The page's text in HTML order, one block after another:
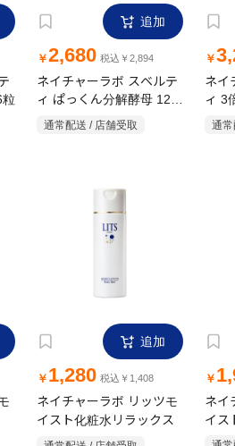
粒
追加
￥ 2,680 税込￥2,894
ネイチャーラボ スベルテ
ィ ぱっくん分解酵母 120
通常配送 / 店舗受取
￥
ネイ
ィ 3
通常
追加
￥ 1,280 税込￥1,408
ネイチャーラボ リッツモ
イスト化粧水リラックス
通常配送 / 店舗受取
￥
ネイ
イ
通